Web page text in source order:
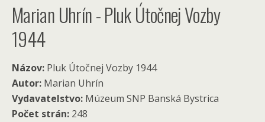
Marian Uhrín - Pluk Útočnej Vozby
1944
Názov: Pluk Útočnej Vozby 1944
Autor: Marian Uhrín
Vydavatelstvo: Múzeum SNP Banská Bystrica
Počet strán: 248